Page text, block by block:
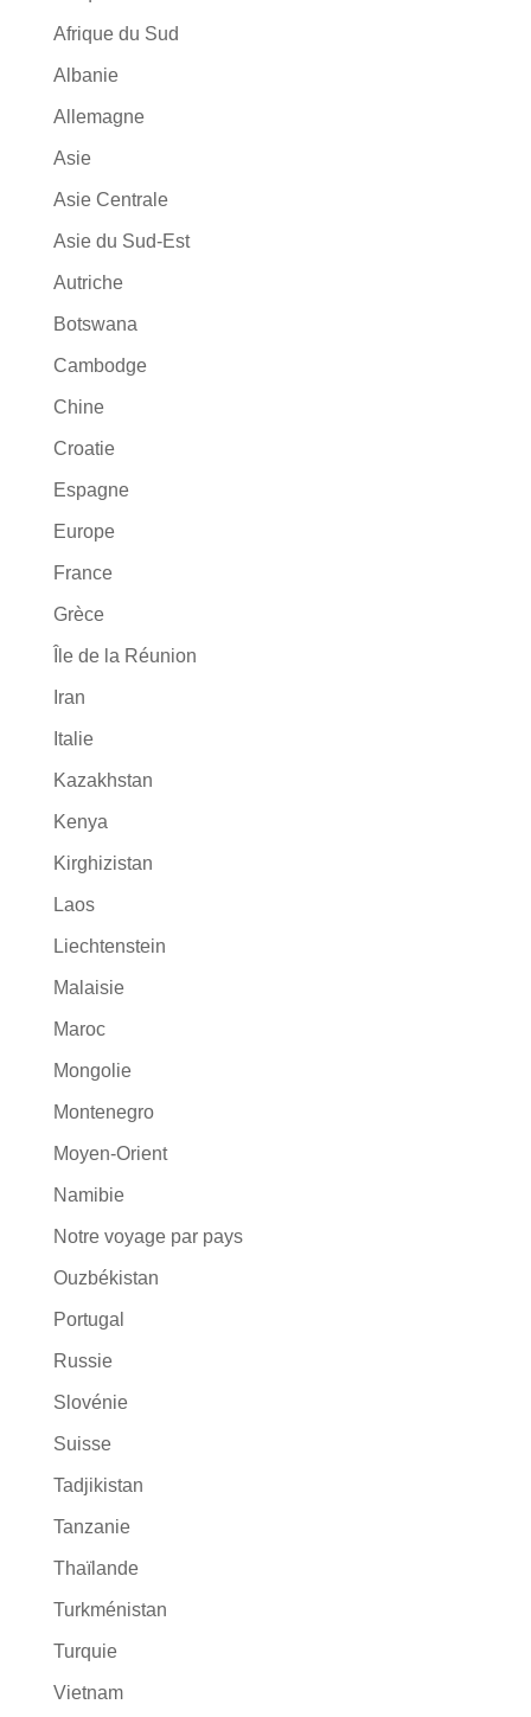
Afrique du Sud
Albanie
Allemagne
Asie
Asie Centrale
Asie du Sud-Est
Autriche
Botswana
Cambodge
Chine
Croatie
Espagne
Europe
France
Grèce
Île de la Réunion
Iran
Italie
Kazakhstan
Kenya
Kirghizistan
Laos
Liechtenstein
Malaisie
Maroc
Mongolie
Montenegro
Moyen-Orient
Namibie
Notre voyage par pays
Ouzbékistan
Portugal
Russie
Slovénie
Suisse
Tadjikistan
Tanzanie
Thaïlande
Turkménistan
Turquie
Vietnam